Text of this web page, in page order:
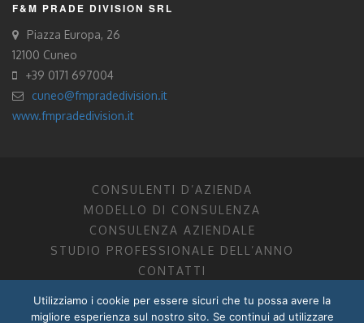
F&M PRADE DIVISION SRL
Piazza Europa, 26
12100 Cuneo
+39 0171 697004
cuneo@fmpradedivision.it
www.fmpradedivision.it
CONSULENTI D’AZIENDA
MODELLO DI CONSULENZA
CONSULENZA AZIENDALE
STUDIO PROFESSIONALE DELL’ANNO
CONTATTI
FM CONSULENTI D’AZIENDA SOCIETÀ TRA PROFESSIONISTI
Utilizziamo i cookie per essere sicuri che tu possa avere la
migliore esperienza sul nostro sito. Se continui ad utilizzare